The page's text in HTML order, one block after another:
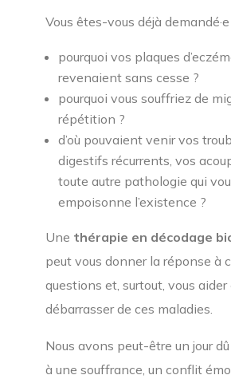
Vous êtes-vous déjà demandé·e
pourquoi vos plaques
revenaient sans cesse ?
pourquoi vous souffriez de
répétition ?
d’où pouvaient venir vos
digestifs récurrents, vos
toute autre pathologie qui
empoisonne l’existence ?
Une thérapie en décodage
peut vous donner la réponse à
questions et, surtout, vous aider
débarrasser de ces maladies.
Nous avons peut-être un jour
à une souffrance, un conflit